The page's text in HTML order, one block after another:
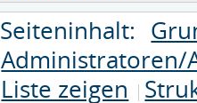
Seiteninhalt:
Liste zeigen